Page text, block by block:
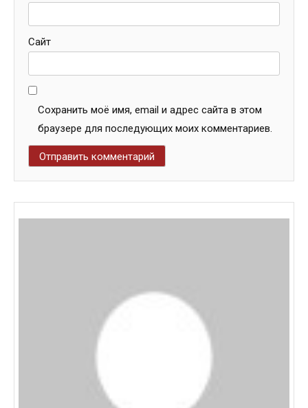
Сайт
Сохранить моё имя, email и адрес сайта в этом
браузере для последующих моих комментариев.